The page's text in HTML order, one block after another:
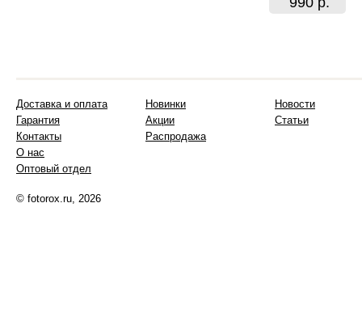
Доставка и оплата
Гарантия
Контакты
О нас
Оптовый отдел
Новинки
Акции
Распродажа
Новости
Статьи
© fotorox.ru, 2026